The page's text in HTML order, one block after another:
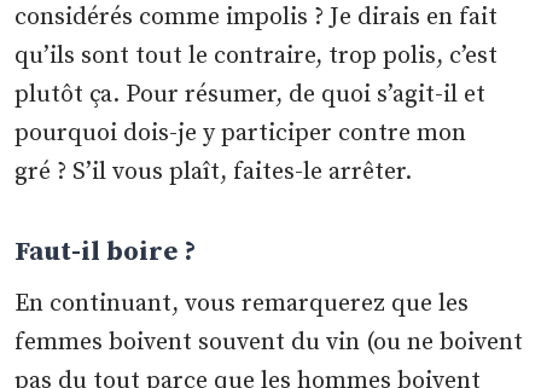
considérés comme impolis ? Je dirais en fait
qu’ils sont tout le contraire, trop polis, c’est
plutôt ça. Pour résumer, de quoi s’agit-il et
pourquoi dois-je y participer contre mon
gré ? S’il vous plaît, faites-le arrêter.
Faut-il boire ?
En continuant, vous remarquerez que les
femmes boivent souvent du vin (ou ne boivent
pas du tout parce que les hommes boivent